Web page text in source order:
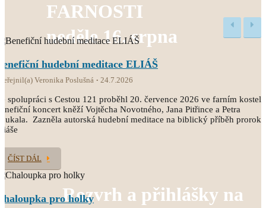
FARNOSTI
neděle 16. srpna
Rozvrh a přihlášky na
hudební meditace ELIÁŠ
Veronika Poslušná 24.7.2026
spolupráci s Cestou 121 proběhl 20. července 2026 ve farním kostele
koncert kněží Vojtěcha Novotného, Jana Pitřince a Petra
Zazněla autorská hudební meditace na biblický příběh proroka
ČÍST DÁL
pro holky